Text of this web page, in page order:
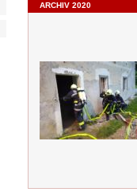
ARCHIV 2020